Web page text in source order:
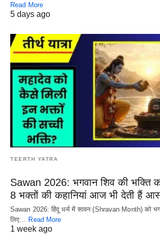
Read More
5 days ago
TEERTH YATRA
Sawan 2026: भगवान शिव की भक्ति
8 भक्तों की कहानियां आज भी देती हैं
Sawan 2026: हिंदू धर्म में सावन (Shravan Month) को
लिए… Read More
1 week ago